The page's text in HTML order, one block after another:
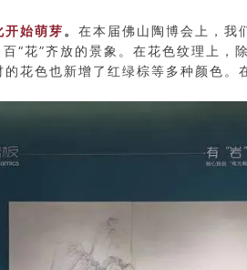
开始萌芽。 在本届佛山陶博会上，我
“花”齐放的景象。在花色纹理上，
花色也新增了红绿棕等多种颜色。